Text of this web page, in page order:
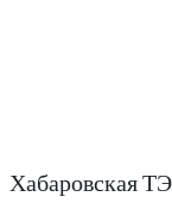
Хабаровская